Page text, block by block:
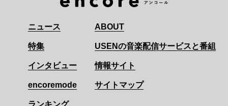
ニュース
特集
インタビュー
encoremode
ランキング
ABOUT
USENの音楽配信サービスと番組
情報サイト
サイトマップ